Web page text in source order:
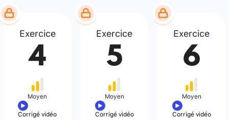
Exercice
4
Moyen
Corrigé vidéo
Exercice
5
Moyen
Corrigé vidéo
Exercice
6
Moyen
Corrigé vidéo